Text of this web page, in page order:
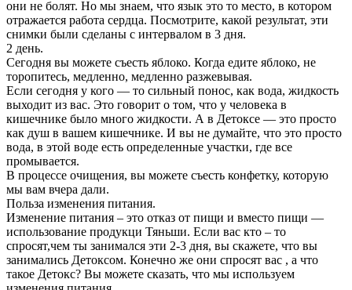
они не болят. Но мы знаем, что язык это то место, в котором
отражается работа сердца. Посмотрите, какой результат, эти
снимки были сделаны с интервалом в 3 дня.
2 день.
Сегодня вы можете съесть яблоко. Когда едите яблоко, не
торопитесь, медленно, медленно разжевывая.
Если сегодня у кого — то сильный понос, как вода, жидкость
выходит из вас. Это говорит о том, что у человека в
кишечнике было много жидкости. А в Детоксе — это просто
как душ в вашем кишечнике. И вы не думайте, что это просто
вода, в этой воде есть определенные участки, где все
промывается.
В процессе очищения, вы можете съесть конфетку, которую
мы вам вчера дали.
Польза изменения питания.
Изменение питания – это отказ от пищи и вместо пищи —
использование продукци Тяньши. Если вас кто – то
спросят,чем ты занимался эти 2-3 дня, вы скажете, что вы
занимались Детоксом. Конечно же они спросят вас , а что
такое Детокс? Вы можете сказать, что мы используем